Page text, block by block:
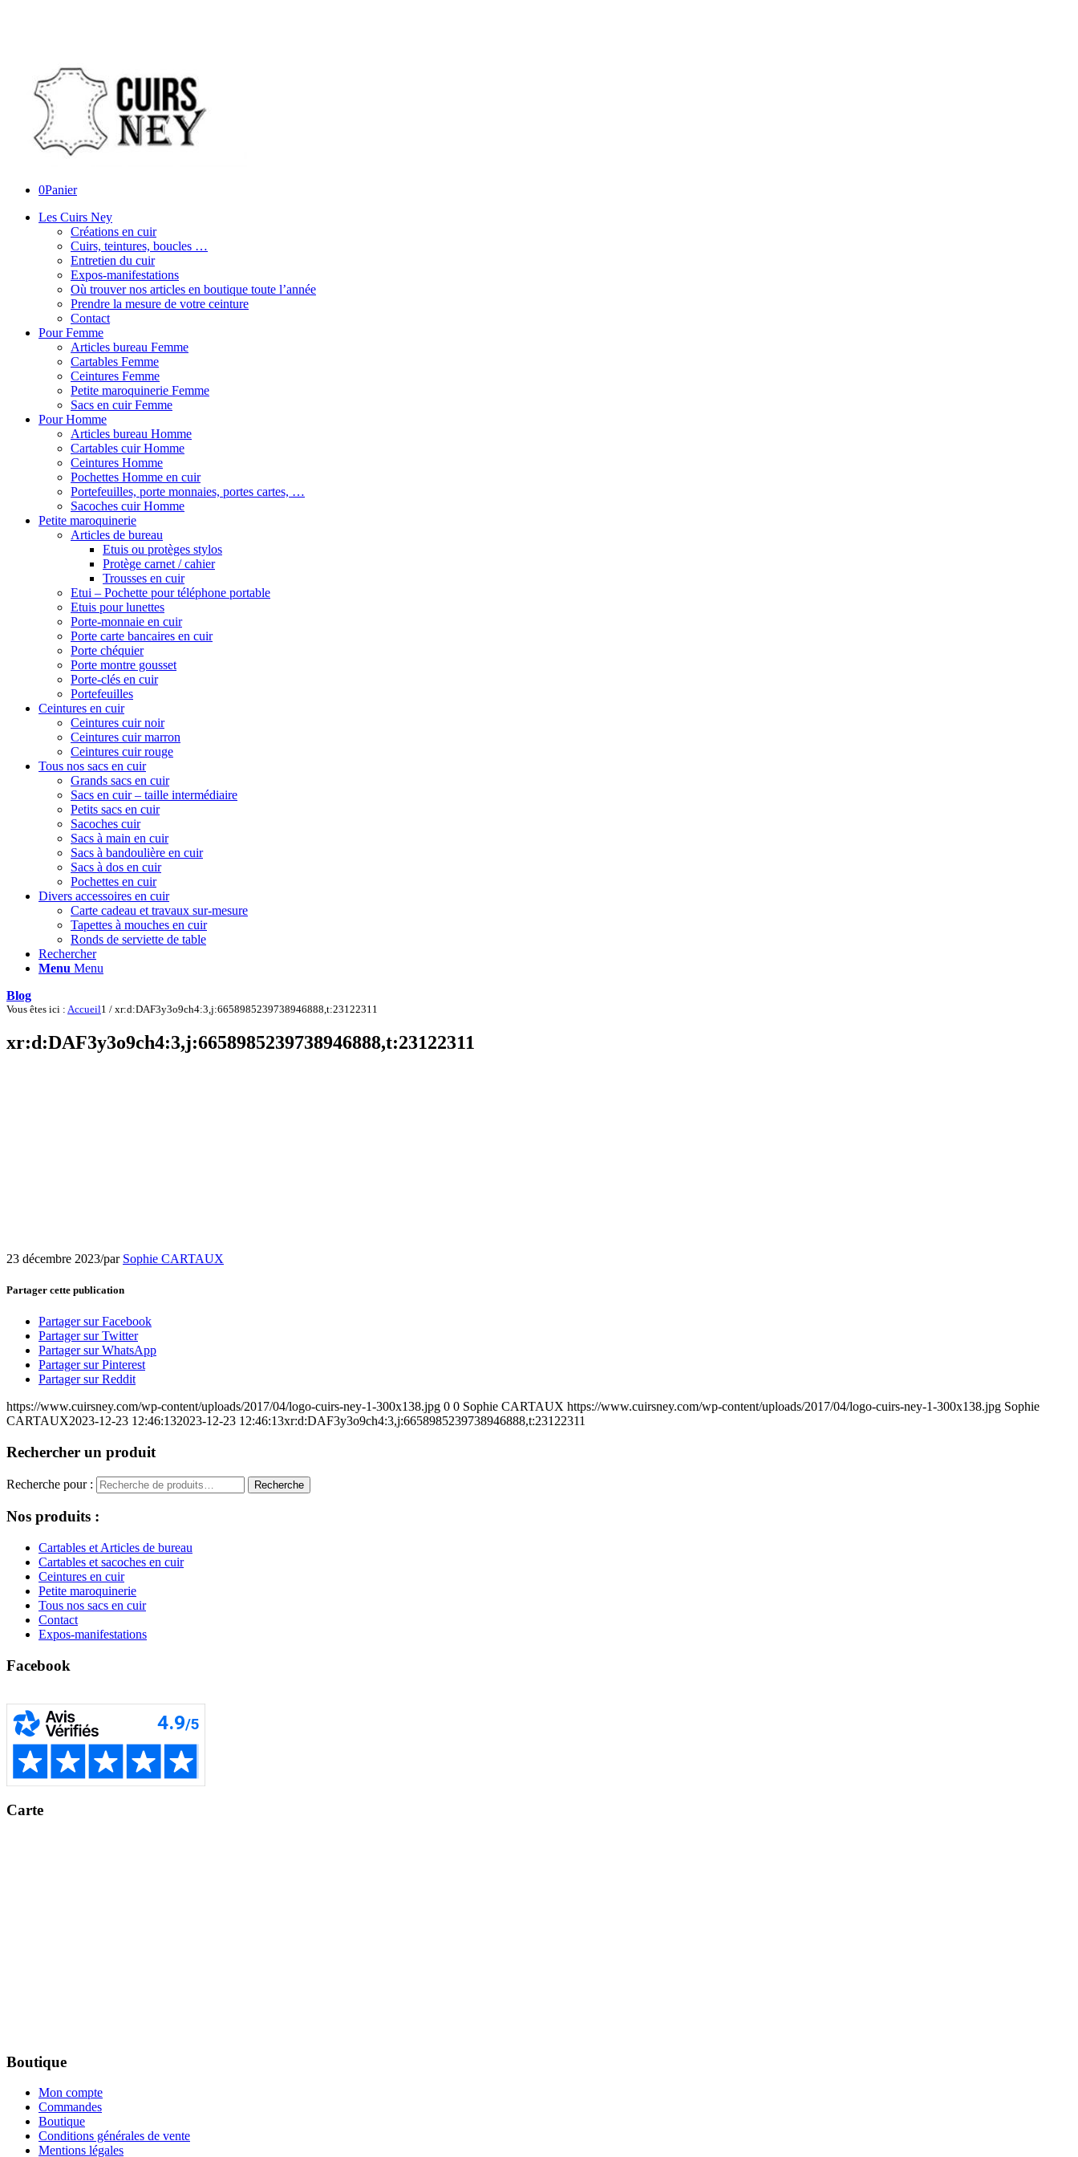
0Panier
Les Cuirs Ney
Créations en cuir
Cuirs, teintures, boucles …
Entretien du cuir
Expos-manifestations
Où trouver nos articles en boutique toute l’année
Prendre la mesure de votre ceinture
Contact
Pour Femme
Articles bureau Femme
Cartables Femme
Ceintures Femme
Petite maroquinerie Femme
Sacs en cuir Femme
Pour Homme
Articles bureau Homme
Cartables cuir Homme
Ceintures Homme
Pochettes Homme en cuir
Portefeuilles, porte monnaies, portes cartes, …
Sacoches cuir Homme
Petite maroquinerie
Articles de bureau
Etuis ou protèges stylos
Protège carnet / cahier
Trousses en cuir
Etui – Pochette pour téléphone portable
Etuis pour lunettes
Porte-monnaie en cuir
Porte carte bancaires en cuir
Porte chéquier
Porte montre gousset
Porte-clés en cuir
Portefeuilles
Ceintures en cuir
Ceintures cuir noir
Ceintures cuir marron
Ceintures cuir rouge
Tous nos sacs en cuir
Grands sacs en cuir
Sacs en cuir – taille intermédiaire
Petits sacs en cuir
Sacoches cuir
Sacs à main en cuir
Sacs à bandoulière en cuir
Sacs à dos en cuir
Pochettes en cuir
Divers accessoires en cuir
Carte cadeau et travaux sur-mesure
Tapettes à mouches en cuir
Ronds de serviette de table
Rechercher
Menu Menu
Blog
Vous êtes ici : Accueil1 / xr:d:DAF3y3o9ch4:3,j:6658985239738946888,t:23122311
xr:d:DAF3y3o9ch4:3,j:6658985239738946888,t:23122311
23 décembre 2023/par Sophie CARTAUX
Partager cette publication
Partager sur Facebook
Partager sur Twitter
Partager sur WhatsApp
Partager sur Pinterest
Partager sur Reddit
https://www.cuirsney.com/wp-content/uploads/2017/04/logo-cuirs-ney-1-300x138.jpg 0 0 Sophie CARTAUX https://www.cuirsney.com/wp-content/uploads/2017/04/logo-cuirs-ney-1-300x138.jpg Sophie
CARTAUX2023-12-23 12:46:132023-12-23 12:46:13xr:d:DAF3y3o9ch4:3,j:6658985239738946888,t:23122311
Rechercher un produit
Recherche pour : Recherche
Nos produits :
Cartables et Articles de bureau
Cartables et sacoches en cuir
Ceintures en cuir
Petite maroquinerie
Tous nos sacs en cuir
Contact
Expos-manifestations
Facebook
Carte
Boutique
Mon compte
Commandes
Boutique
Conditions générales de vente
Mentions légales